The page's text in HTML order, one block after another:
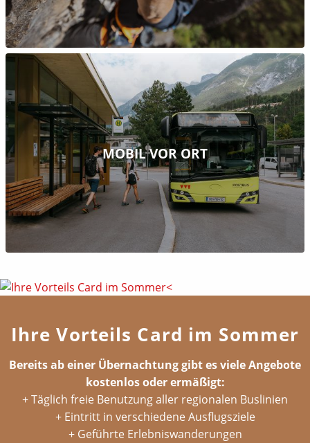
MOBIL VOR ORT
Ihre Vorteils Card im Sommer
Bereits ab einer Übernachtung gibt es viele Angebote
kostenlos oder ermäßigt:
+ Täglich freie Benutzung aller regionalen Buslinien
+ Eintritt in verschiedene Ausflugsziele
+ Geführte Erlebniswanderungen